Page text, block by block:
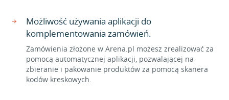
Możliwość używania aplikacji do
komplementowania zamówień.
Zamówienia złożone w Arena.pl możesz zrealizować za
pomocą automatycznej aplikacji, pozwalającej na
zbieranie i pakowanie produktów za pomocą skanera
kodów kreskowych.